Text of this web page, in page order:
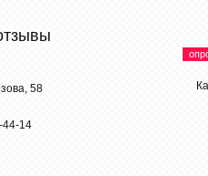
58
44-14